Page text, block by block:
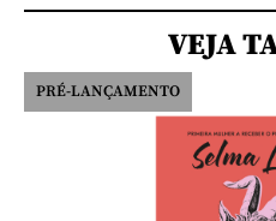
VEJA
PRÉ-LANÇAMENTO